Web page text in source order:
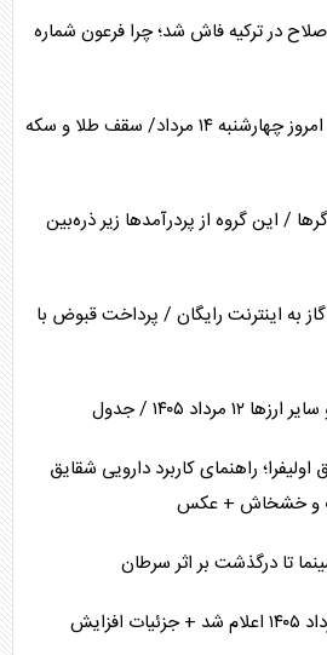
حماسدر ترکیه فاش شد؛ چرا فرعون شماره
آخرین قیمت طلا و سکه امروز چهارشنبه ۱۴ مرداد/ سقف طلا و سکه
/ این گروه از پردرآمد‌ها زیر ذره‌بین
به اینترنت رایگان / پرداخت قبوض با
۱۴۰۵ / جدول
راهنمای کاربرد دارویی شقایق
و خشخاش + عکس
تا درگذشت بر اثر سرطان
قیمت جدید سایپا ۱۵۱ مرداد ۱۴۰۵ اعلام شد + جزئیات افزایش